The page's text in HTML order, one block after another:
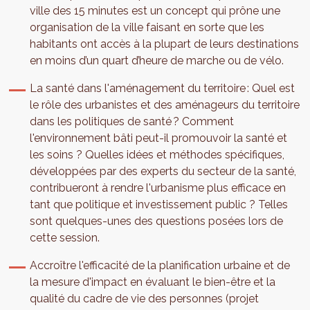
ville des 15 minutes est un concept qui prône une
organisation de la ville faisant en sorte que les
habitants ont accès à la plupart de leurs destinations
en moins d’un quart d’heure de marche ou de vélo.
La santé dans l'aménagement du territoire : Quel est
le rôle des urbanistes et des aménageurs du territoire
dans les politiques de santé ? Comment
l'environnement bâti peut-il promouvoir la santé et
les soins ? Quelles idées et méthodes spécifiques,
développées par des experts du secteur de la santé,
contribueront à rendre l'urbanisme plus efficace en
tant que politique et investissement public ? Telles
sont quelques-unes des questions posées lors de
cette session.
Accroître l'efficacité de la planification urbaine et de
la mesure d'impact en évaluant le bien-être et la
qualité du cadre de vie des personnes (projet